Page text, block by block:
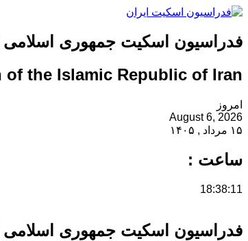
فدراسیون اسکیت جمهوری اسلامی
of the Islamic Republic of Iran
امروز
August 6, 2026
۱۵ مرداد , ۱۴۰۵
ساعت :
18:38:12
فدراسیون اسکیت جمهوری اسلامی